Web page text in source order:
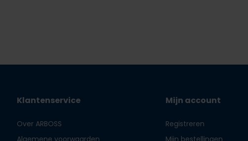
Klantenservice
Over ARBOSS
Algemene voorwaarden
Mijn account
Registreren
Mijn bestellingen